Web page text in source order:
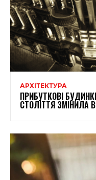
АРХІТЕКТУРА
ПРИБУТКОВІ
СТОЛІТТЯ ЗМІНИЛА